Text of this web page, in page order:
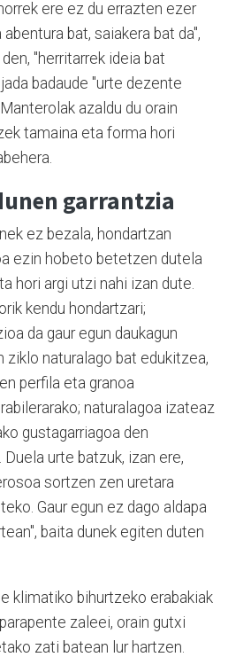
ere ez du errazten ezer
bat, saiakera bat da",
"herritarrek ideia bat
badaude "urte dezente
azaldu du orain
tamaina eta forma hori
garrantzia
ez bezala, hondartzan
ezin hobeto betetzen dutela
hori argi utzi nahi izan dute.
kendu hondartzari;
da gaur egun daukagun
ziklo naturalago bat edukitzea,
perfila eta granoa
naturalagoa izateaz
gustagarriagoa den
Duela urte batzuk, izan ere,
sortzen zen uretara
Gaur egun ez dago aldapa
baita dunek egiten duten
klimatiko bihurtzeko erabakiak
zaleei, orain gutxi
zati batean lur hartzen.